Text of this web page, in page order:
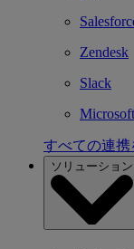
Zendesk
Slack
すべての連携
ソリューション